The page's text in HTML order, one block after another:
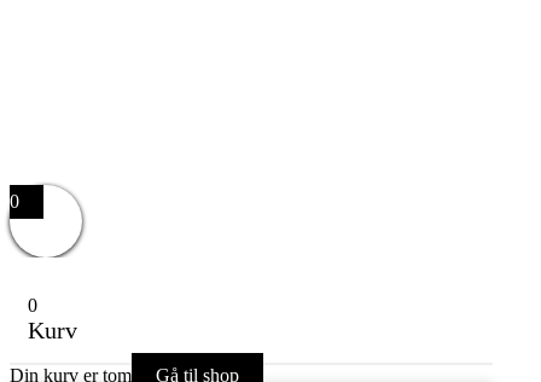
0
0
Kurv
Din kurv er tom Gå til shop